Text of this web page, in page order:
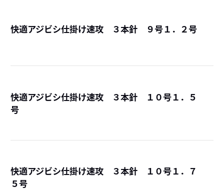
快適アジビシ仕掛け速攻 ３本針 ９号１．２号
快適アジビシ仕掛け速攻 ３本針 １０号１．５
号
快適アジビシ仕掛け速攻 ３本針 １０号１．７
５号